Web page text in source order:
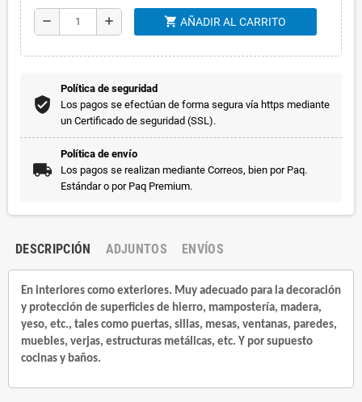
remove add shopping_cart AÑADIR AL CARRITO
Política de seguridad
Los pagos se efectúan de forma segura vía https mediante
un Certificado de seguridad (SSL).
Política de envío
Los pagos se realizan mediante Correos, bien por Paq.
Estándar o por Paq Premium.
DESCRIPCIÓN ADJUNTOS ENVÍOS
En interiores como exteriores. Muy adecuado para la decoración
y protección de superficies de hierro, mampostería, madera,
yeso, etc., tales como puertas, sillas, mesas, ventanas, paredes,
muebles, verjas, estructuras metálicas, etc. Y por supuesto
cocinas y baños.